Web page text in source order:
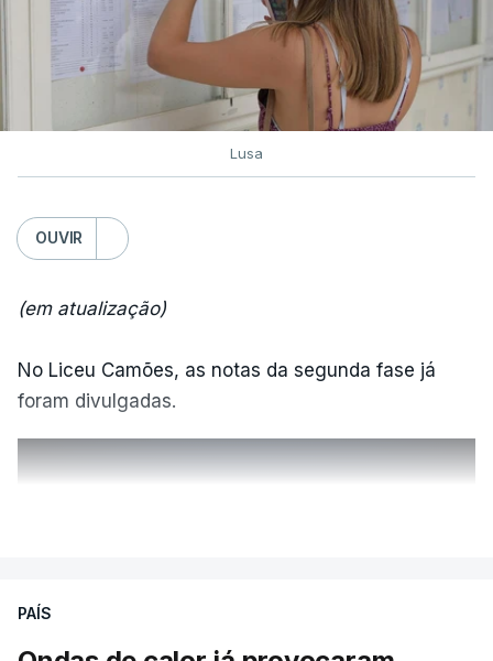
Lusa
OUVIR
(em atualização)
No Liceu Camões, as notas da segunda fase já
foram divulgadas.
PAÍS